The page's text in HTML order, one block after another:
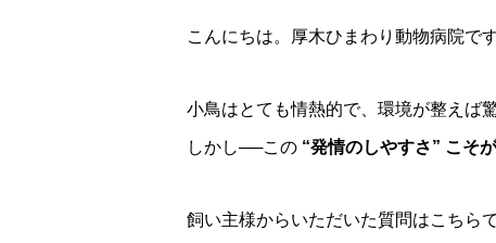
こんにちは。厚木ひまわり動物病院です
小鳥はとても情熱的で、環境が整えば
しかし──この “発情のしやすさ” こそ
飼い主様からいただいた質問はこちらで